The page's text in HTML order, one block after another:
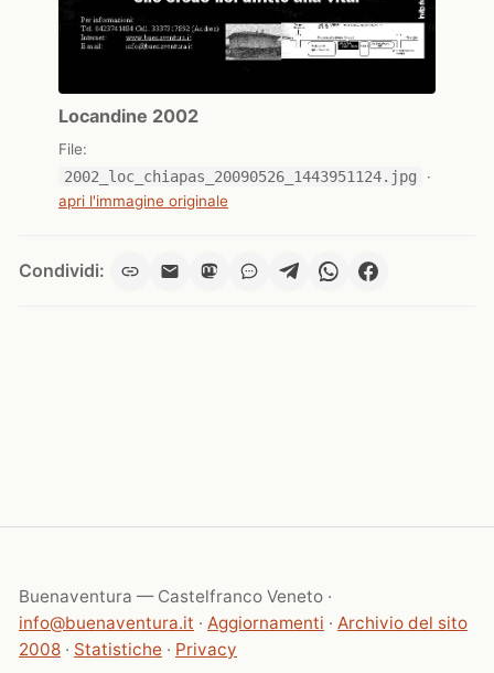
Locandine 2002
File:
2002_loc_chiapas_20090526_1443951124.jpg
·
apri l'immagine originale
Condividi:
Buenaventura — Castelfranco Veneto ·
info@buenaventura.it · Aggiornamenti · Archivio del sito
2008 · Statistiche · Privacy